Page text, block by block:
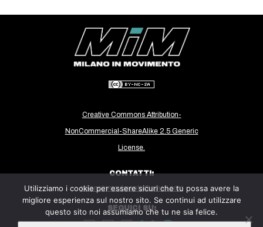
Creative Commons Attribution-
NonCommercial-ShareAlike 2.5 Generic
License.
CONTATTI:
milanoinmovimento@gmail.com
SEGUICI SU:
Utilizziamo i cookie per essere sicuri che tu possa avere la
migliore esperienza sul nostro sito. Se continui ad utilizzare
questo sito noi assumiamo che tu ne sia felice.